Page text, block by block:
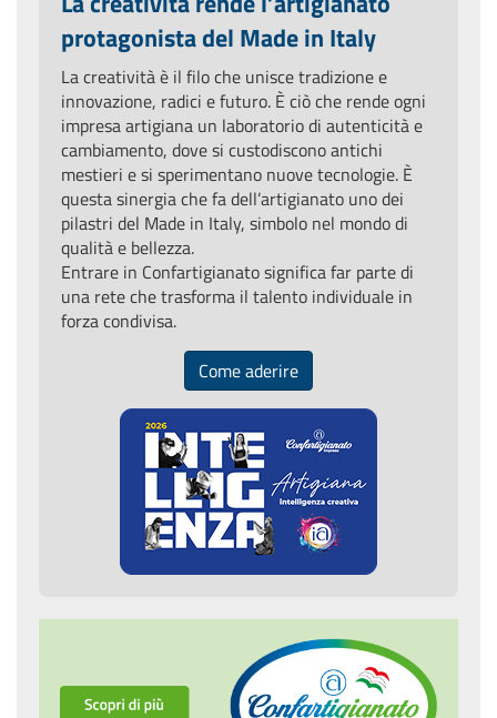
protagonista del Made in Italy
La creatività è il filo che unisce tradizione e
innovazione, radici e futuro. È ciò che rende ogni
impresa artigiana un laboratorio di autenticità e
cambiamento, dove si custodiscono antichi
mestieri e si sperimentano nuove tecnologie. È
questa sinergia che fa dell’artigianato uno dei
pilastri del Made in Italy, simbolo nel mondo di
qualità e bellezza.
Entrare in Confartigianato significa far parte di
una rete che trasforma il talento individuale in
forza condivisa.
Come aderire